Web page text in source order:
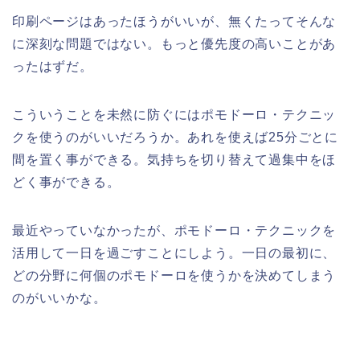
印刷ページはあったほうがいいが、無くたってそんな
に深刻な問題ではない。もっと優先度の高いことがあ
ったはずだ。
こういうことを未然に防ぐにはポモドーロ・テクニッ
クを使うのがいいだろうか。あれを使えば25分ごとに
間を置く事ができる。気持ちを切り替えて過集中をほ
どく事ができる。
最近やっていなかったが、ポモドーロ・テクニックを
活用して一日を過ごすことにしよう。一日の最初に、
どの分野に何個のポモドーロを使うかを決めてしまう
のがいいかな。